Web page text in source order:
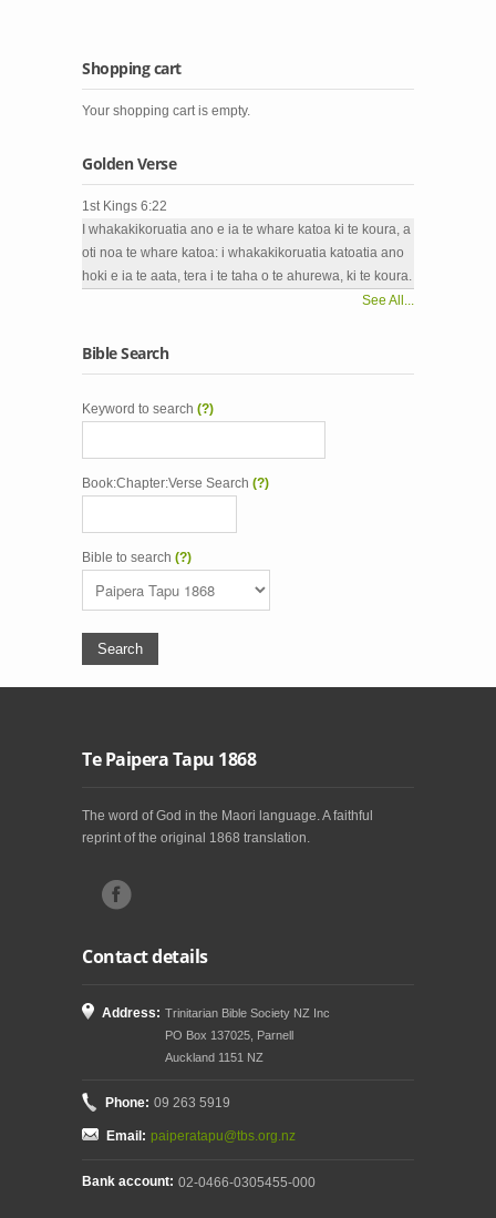
Shopping cart
Your shopping cart is empty.
Golden Verse
1st Kings 6:22
I whakakikoruatia ano e ia te whare katoa ki te koura, a
oti noa te whare katoa: i whakakikoruatia katoatia ano
hoki e ia te aata, tera i te taha o te ahurewa, ki te koura.
See All...
Bible Search
Keyword to search (?)
Book:Chapter:Verse Search (?)
Bible to search (?)
Te Paipera Tapu 1868
The word of God in the Maori language. A faithful
reprint of the original 1868 translation.
Contact details
Address: Trinitarian Bible Society NZ Inc
PO Box 137025, Parnell
Auckland 1151 NZ
Phone: 09 263 5919
Email: paiperatapu@tbs.org.nz
Bank account: 02-0466-0305455-000